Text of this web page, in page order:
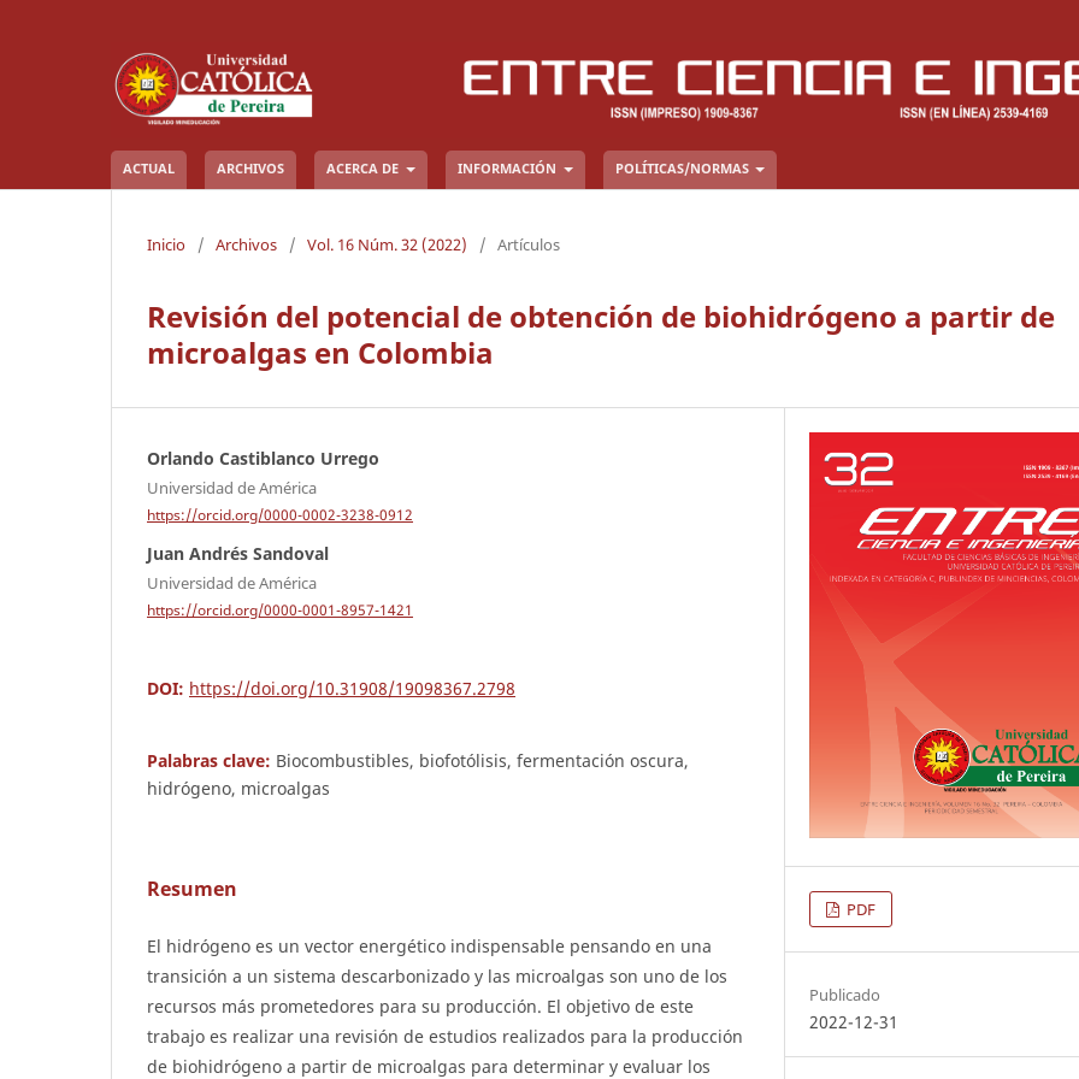
ACTUAL ARCHIVOS ACERCA DE INFORMACIÓN POLÍTICAS/NORMAS
Inicio / Archivos / Vol. 16 Núm. 32 (2022) / Artículos
Revisión del potencial de obtención de biohidrógeno a partir de
microalgas en Colombia
Orlando Castiblanco Urrego
Universidad de América
https://orcid.org/0000-0002-3238-0912
Juan Andrés Sandoval
Universidad de América
https://orcid.org/0000-0001-8957-1421
DOI: https://doi.org/10.31908/19098367.2798
Palabras clave: Biocombustibles, biofotólisis, fermentación oscura,
hidrógeno, microalgas
Resumen
El hidrógeno es un vector energético indispensable pensando en una
transición a un sistema descarbonizado y las microalgas son uno de los
recursos más prometedores para su producción. El objetivo de este
trabajo es realizar una revisión de estudios realizados para la producción
de biohidrógeno a partir de microalgas para determinar y evaluar los
PDF
Publicado
2022-12-31